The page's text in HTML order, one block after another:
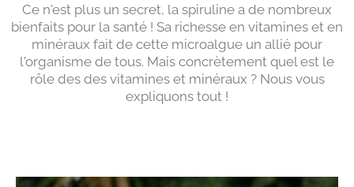
Ce n'est plus un secret, la spiruline a de nombreux
bienfaits pour la santé ! Sa richesse en vitamines et en
minéraux fait de cette microalgue un allié pour
l'organisme de tous. Mais concrètement quel est le
rôle des des vitamines et minéraux ? Nous vous
expliquons tout !